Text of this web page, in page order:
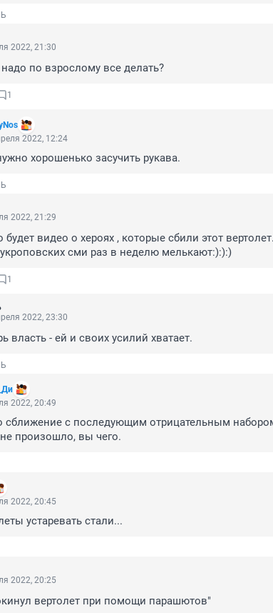
2022, 21:30
по взрослому все делать?
1
2022, 12:24
хорошенько засучить рукава.
2022, 21:29
будет видео о хероях , которые сбили этот
сми раз в неделю мелькают:):):)
1
2022, 23:30
власть - ей и своих усилий хватает.
2022, 20:49
сближение с последующим отрицательным
произошло, вы чего.
2022, 20:45
устаревать стали...
2022, 20:25
вертолет при помощи парашютов"